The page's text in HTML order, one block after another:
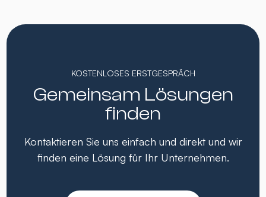
KOSTENLOSES ERSTGESPRÄCH
Gemeinsam Lösungen
finden
Kontaktieren Sie uns einfach und direkt und wir
finden eine Lösung für Ihr Unternehmen.